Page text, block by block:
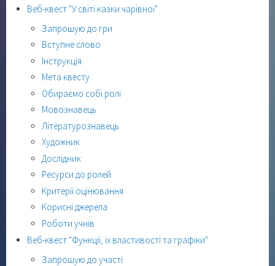
Веб-квест "У світі казки чарівної"
Запрошую до гри
Вступне слово
Інструкція
Мета квесту
Обираємо собі ролі
Мовознавець
Літературознавець
Художник
Дослідник
Ресурси до ролей
Критерії оцінювання
Корисні джерела
Роботи учнів
Веб-квест "Функції, їх властивості та графіки"
Запрошую до участі